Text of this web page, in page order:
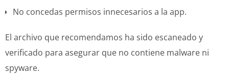
No concedas permisos innecesarios a la app.
El archivo que recomendamos ha sido escaneado y
verificado para asegurar que no contiene malware ni
spyware.